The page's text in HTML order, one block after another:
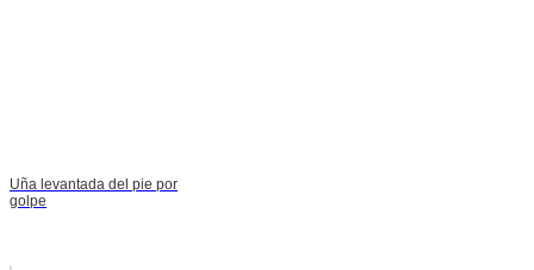
Uña levantada del pie por
golpe